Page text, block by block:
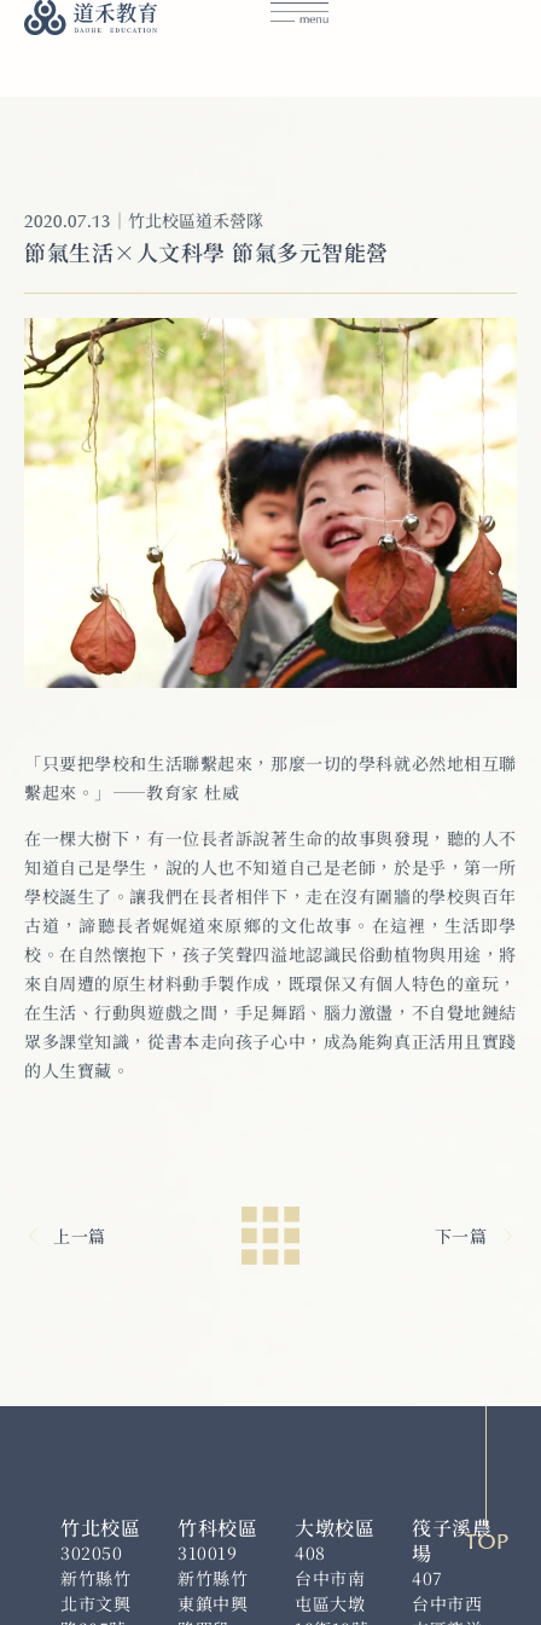
2020.07.13 ｜ 竹北校區道禾營隊
節氣生活×人文科學 節氣多元智能營
「只要把學校和生活聯繫起來，那麼一切的學科就必然地相互聯
繫起來。」——教育家 杜威
在一棵大樹下，有一位長者訴說著生命的故事與發現，聽的人不
知道自己是學生，說的人也不知道自己是老師，於是乎，第一所
學校誕生了。讓我們在長者相伴下，走在沒有圍牆的學校與百年
古道，諦聽長者娓娓道來原鄉的文化故事。在這裡，生活即學
校。在自然懷抱下，孩子笑聲四溢地認識民俗動植物與用途，將
來自周遭的原生材料動手製作成，既環保又有個人特色的童玩，
在生活、行動與遊戲之間，手足舞蹈、腦力激盪，不自覺地鏈結
眾多課堂知識，從書本走向孩子心中，成為能夠真正活用且實踐
的人生寶藏。
上一篇 下一篇
竹北校區
302050
新竹縣竹
北市文興
竹科校區
310019
新竹縣竹
東鎮中興
大墩校區
408
台中市南
屯區大墩
筏子溪農
場
407
台中市西
TOP